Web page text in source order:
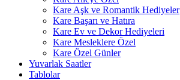
Kare Aşk ve Romantik Hediyeler
Kare Başarı ve Hatıra
Kare Ev ve Dekor Hediyeleri
Kare Mesleklere Özel
Kare Özel Günler
Yuvarlak Saatler
Tablolar